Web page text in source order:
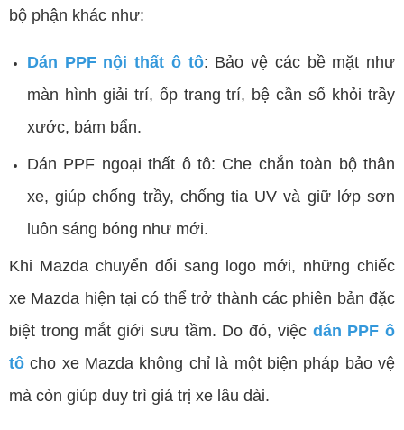
bộ phận khác như:
Dán PPF nội thất ô tô: Bảo vệ các bề mặt như
màn hình giải trí, ốp trang trí, bệ cần số khỏi trầy
xước, bám bẩn.
Dán PPF ngoại thất ô tô: Che chắn toàn bộ thân
xe, giúp chống trầy, chống tia UV và giữ lớp sơn
luôn sáng bóng như mới.
Khi Mazda chuyển đổi sang logo mới, những chiếc
xe Mazda hiện tại có thể trở thành các phiên bản đặc
biệt trong mắt giới sưu tầm. Do đó, việc dán PPF ô
tô cho xe Mazda không chỉ là một biện pháp bảo vệ
mà còn giúp duy trì giá trị xe lâu dài.